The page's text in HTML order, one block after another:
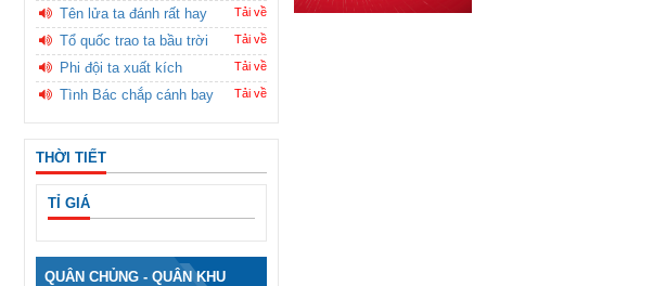
Tên lửa ta đánh rất hay Tải về
Tổ quốc trao ta bầu trời Tải về
Phi đội ta xuất kích Tải về
Tình Bác chắp cánh bay Tải về
THỜI TIẾT
TỈ GIÁ
QUÂN CHỦNG - QUÂN KHU